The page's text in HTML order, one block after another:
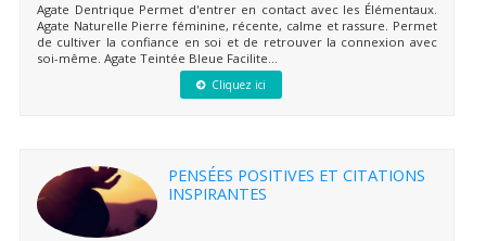
Agate Dentrique Permet d'entrer en contact avec les Élémentaux.
Agate Naturelle Pierre féminine, récente, calme et rassure. Permet
de cultiver la confiance en soi et de retrouver la connexion avec
soi-même. Agate Teintée Bleue Facilite...
Cliquez ici
PENSÉES POSITIVES ET CITATIONS
INSPIRANTES